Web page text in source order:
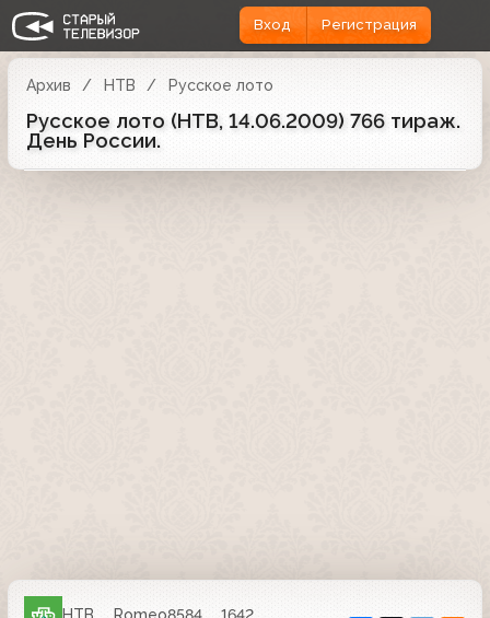
Вход Регистрация
Архив НТВ Русское лото
Русское лото (НТВ, 14.06.2009) 766 тираж.
День России.